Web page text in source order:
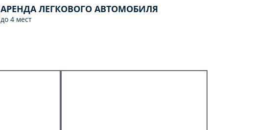
АРЕНДА ЛЕГКОВОГО АВТОМОБИЛЯ
до 4 мест